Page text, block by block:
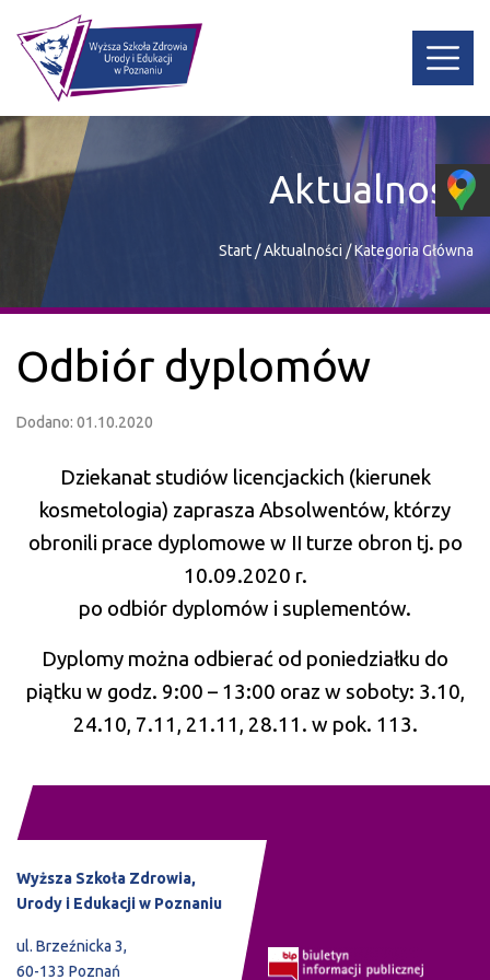
Aktualności
Start/Aktualności/Kategoria Główna
Odbiór dyplomów
Dodano: 01.10.2020
Dziekanat studiów licencjackich (kierunek
kosmetologia) zaprasza Absolwentów, którzy
obronili prace dyplomowe w II turze obron tj. po
10.09.2020 r.
po odbiór dyplomów i suplementów.
Dyplomy można odbierać od poniedziałku do
piątku w godz. 9:00 – 13:00 oraz w soboty: 3.10,
24.10, 7.11, 21.11, 28.11. w pok. 113.
Wyższa Szkoła Zdrowia,
Urody i Edukacji w Poznaniu
ul. Brzeźnicka 3,
60-133 Poznań